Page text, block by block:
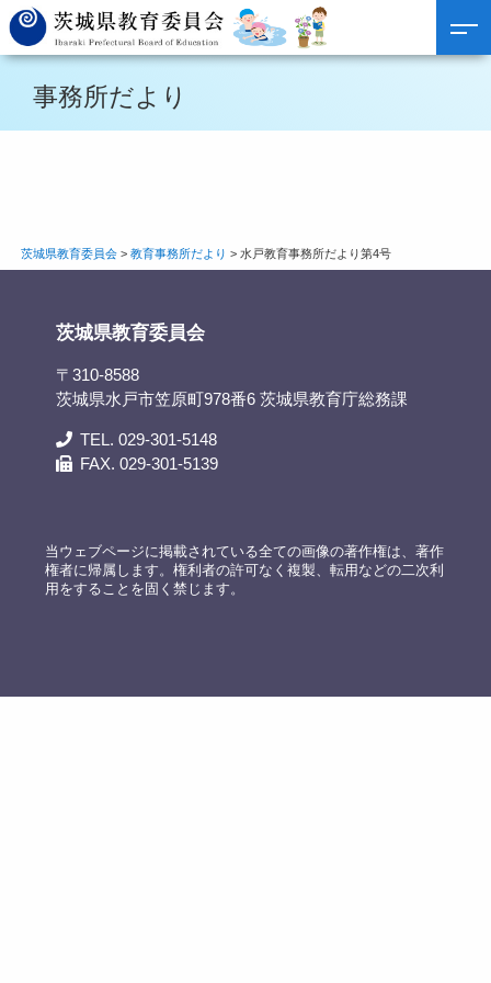
事務所だより
茨城県教育委員会> 教育事務所だより > 水戸教育事務所だより第4号
茨城県教育委員会
〒310-8588
茨城県水戸市笠原町978番6 茨城県教育庁総務課
TEL. 029-301-5148
FAX. 029-301-5139
当ウェブページに掲載されている全ての画像の著作権は、著作
権者に帰属します。権利者の許可なく複製、転用などの二次利
用をすることを固く禁じます。